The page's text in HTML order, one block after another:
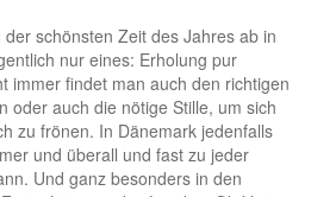
schönsten Zeit des Jahres ab in
nur eines: Erholung pur
immer findet man auch den richtigen
oder auch die nötige Stille, um sich
zu frönen. In Dänemark jedenfalls
und überall und fast zu jeder
Und ganz besonders in den